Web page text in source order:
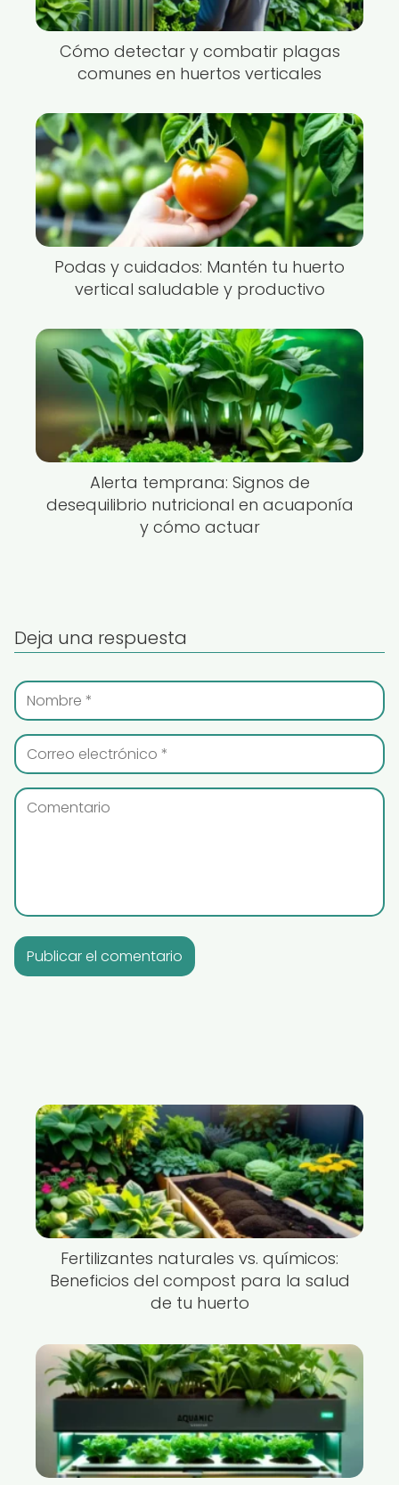
Cómo detectar y combatir plagas
comunes en huertos verticales
Podas y cuidados: Mantén tu huerto
vertical saludable y productivo
Alerta temprana: Signos de
desequilibrio nutricional en acuaponía
y cómo actuar
Deja una respuesta
Fertilizantes naturales vs. químicos:
Beneficios del compost para la salud
de tu huerto